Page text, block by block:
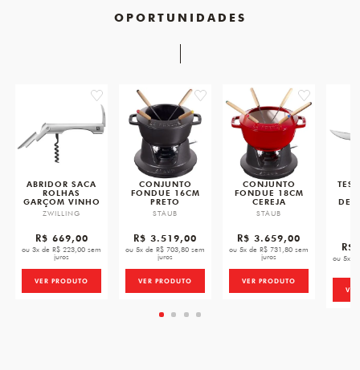
OPORTUNIDADES
favorite
ABRIDOR SACA
ROLHAS
GARÇOM VINHO
ZWILLING
R$ 669,00
ou 3x de R$ 223,00 sem
juros
VER PRODUTO
favorite
CONJUNTO
FONDUE 16CM
PRETO
STAUB
R$ 3.519,00
ou 5x de R$ 703,80 sem
juros
VER PRODUTO
favorite
CONJUNTO
FONDUE 18CM
CEREJA
STAUB
R$ 3.659,00
ou 5x de R$ 731,80 sem
juros
VER PRODUTO
R$
ou 5x